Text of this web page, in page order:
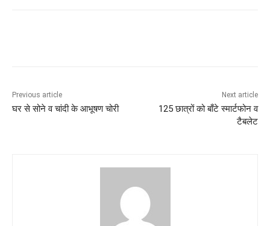
Previous article
घर से सोने व चांदी के आभूषण चोरी
Next article
125 छात्रों को बाँटे स्मार्टफोन व
टैबलेट